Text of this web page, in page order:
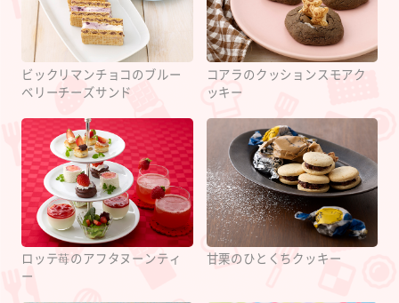
ビックリマンチョコのブルー
ベリーチーズサンド
コアラのクッションスモアク
ッキー
ロッテ苺のアフタヌーンティ
ー
甘栗のひとくちクッキー